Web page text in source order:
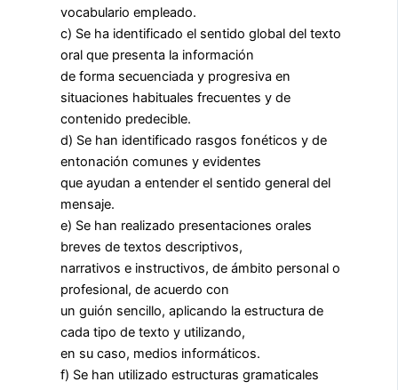
vocabulario empleado.
c) Se ha identificado el sentido global del texto
oral que presenta la información
de forma secuenciada y progresiva en
situaciones habituales frecuentes y de
contenido predecible.
d) Se han identificado rasgos fonéticos y de
entonación comunes y evidentes
que ayudan a entender el sentido general del
mensaje.
e) Se han realizado presentaciones orales
breves de textos descriptivos,
narrativos e instructivos, de ámbito personal o
profesional, de acuerdo con
un guión sencillo, aplicando la estructura de
cada tipo de texto y utilizando,
en su caso, medios informáticos.
f) Se han utilizado estructuras gramaticales